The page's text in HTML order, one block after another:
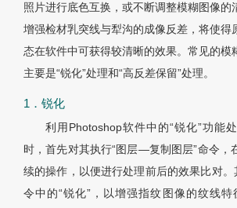
照片进行底色互换，或不断调整模糊图像的
增强检材乳突线与犁沟的成像反差，将使得
态在软件中可获得较清晰的效果。常见的模
主要是“锐化”处理和“高反差保留”处理。
1．锐化
利用Photoshop软件中的“锐化”功能
时，首先对其执行“图层—复制图层”命令，
续的操作，以便进行处理前后的效果比对。
令中的“锐化”，以增强指纹图像的纹线特